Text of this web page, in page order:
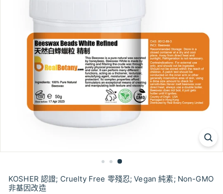
KOSHER 認證; Cruelty Free 零殘忍; Vegan 純素; Non-GMO
非基因改造